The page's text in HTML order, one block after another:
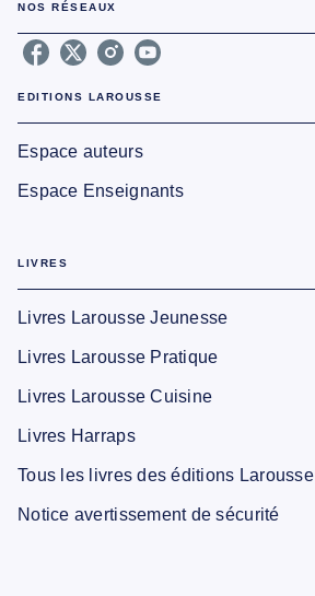
NOS RÉSEAUX
EDITIONS LAROUSSE
Espace auteurs
Espace Enseignants
LIVRES
Livres Larousse Jeunesse
Livres Larousse Pratique
Livres Larousse Cuisine
Livres Harraps
Tous les livres des éditions Larousse
Notice avertissement de sécurité